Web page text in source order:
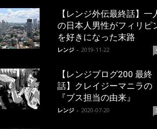
【レンジ外伝最終話】一
の日本人男性がフィリピ
を好きになった末路
レンジ - 2019-11-22
【レンジブログ200 最終
話】クレイジーマニラの
『ブス担当の由来』
レンジ - 2020-07-20